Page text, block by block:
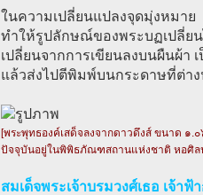
ในความเปลี่ยนแปลงจุดมุ่งหมาย
ทำให้รูปลักษณ์ของพระบฏเปลี่ยน
เปลี่ยนจากการเขียนลงบนผืนผ้า
แล้วส่งไปตีพิมพ์บนกระดาษที่ต่าง
[พระพุทธองค์เสด็จลงจากดาวดึงส์ ขนาด ๑.
ปัจจุบันอยู่ในพิพิธภัณฑสถานแห่งชาติ หอศิล
สมเด็จพระเจ้าบรมวงศ์เธอ เจ้า